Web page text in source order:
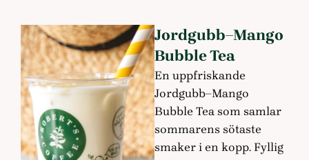
Jordgubb–Mango
Bubble Tea
En uppfriskande
Jordgubb–Mango
Bubble Tea som samlar
sommarens sötaste
smaker i en kopp. Fyllig